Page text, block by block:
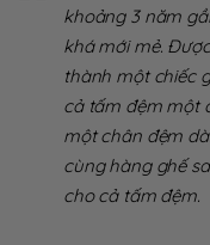
khoảng 3 năm
khá mới mẻ.
thành một chiếc
cả tấm đệm một
một chân đệm
cùng hàng ghế
cho cả tấm đệm.